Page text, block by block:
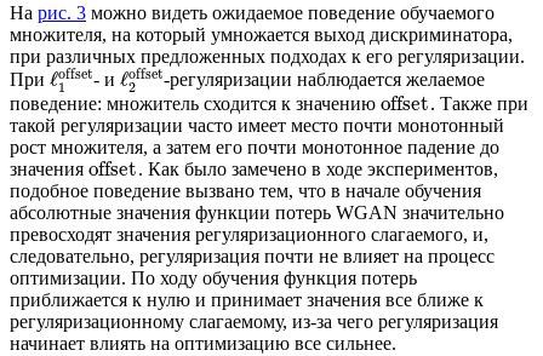
На рис. 3 можно видеть ожидаемое поведение обучаемого
множителя, на который умножается выход дискриминатора,
при различных предложенных подходах к его регуляризации.
При ℓoffset
1 - и ℓoffset
2
-регуляризации наблюдается желаемое
поведение: множитель сходится к значению offset. Также при
такой регуляризации часто имеет место почти монотонный
рост множителя, а затем его почти монотонное падение до
значения offset. Как было замечено в ходе экспериментов,
подобное поведение вызвано тем, что в начале обучения
абсолютные значения функции потерь WGAN значительно
превосходят значения регуляризационного слагаемого, и,
следовательно, регуляризация почти не влияет на процесс
оптимизации. По ходу обучения функция потерь
приближается к нулю и принимает значения все ближе к
регуляризационному слагаемому, из-за чего регуляризация
начинает влиять на оптимизацию все сильнее.